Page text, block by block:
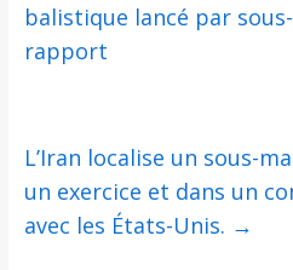
balistique lancé par
rapport
L’Iran localise un sous-
un exercice et dans un
avec les États-Unis. →